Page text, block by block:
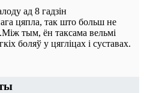
ад 8 гадзін
цяпла, так што больш не
тым, ён таксама вельмі
боляў у цягліцах і суставах.